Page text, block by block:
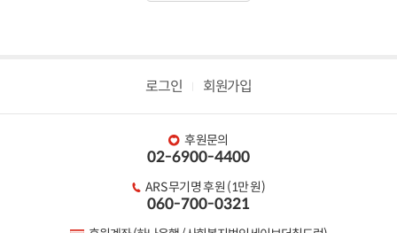
로그인 회원가입
후원문의
02-6900-4400
ARS 무기명 후원 (1만 원)
060-700-0321